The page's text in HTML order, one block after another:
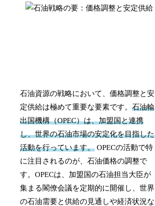
石油資源の戦略において、価格調整と安
定供給は極めて重要な要素です。石油輸
出国機構（OPEC）は、加盟国と連携
し、世界の石油市場の安定化を目指した
活動を行っています。 OPECの活動で特
に注目されるのが、石油価格の調整で
す。OPECは、加盟国の石油担当大臣が
集まる閣僚会議を定期的に開催し、世界
の石油需要と供給の見通しや経済状況な